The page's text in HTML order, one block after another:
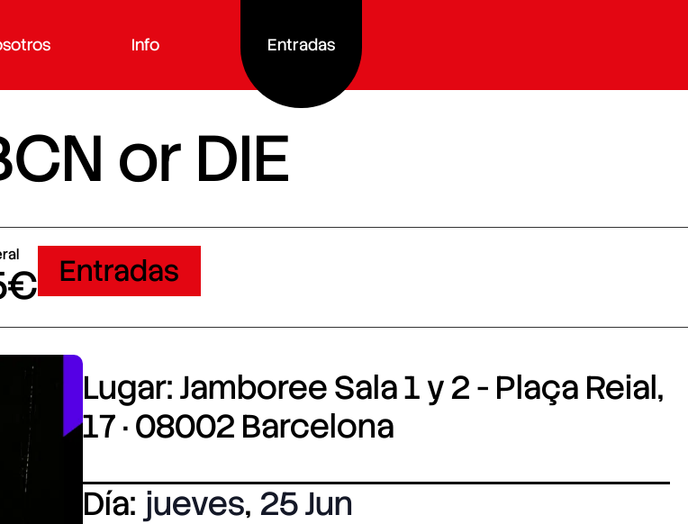
Info Entradas
or DIE
Entradas
Lugar: Jamboree Sala 1 y 2 - Plaça Reial,
17 · 08002 Barcelona
Día: jueves, 25 Jun